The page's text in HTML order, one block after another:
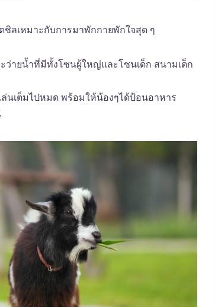
ลเหมาะกับการมาพักกายพักใจสุด ๆ
ว่ายน้ำที่มีทั้งโซนผู้ใหญ่และโซนเด็ก สนามเด็ก
นเต็มไปหมด พร้อมให้น้องๆได้ป้อนอาหาร